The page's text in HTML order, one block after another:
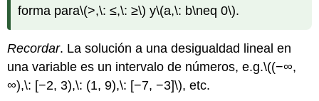
forma para\(>,\: ≤,\: ≥\) y\(a,\: b\neq 0\).
Recordar. La solución a una desigualdad lineal en
una variable es un intervalo de números, e.g.\((−∞,
∞),\: [−2, 3),\: (1, 9),\: [−7, −3]\), etc.